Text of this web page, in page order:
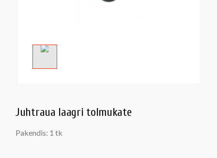
Juhtraua laagri tolmukate
Pakendis: 1 tk